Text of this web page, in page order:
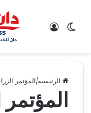
الوضع المظلمتسجيل الدخول
الرئيسية|المؤتمر